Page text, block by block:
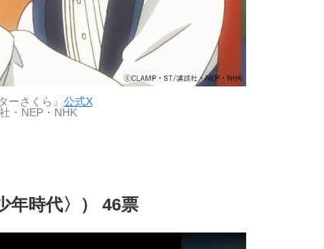
ーさくら』 公式X
・NEP・NHK
年時代〉） 46票